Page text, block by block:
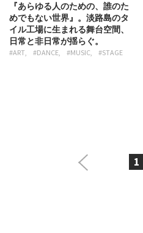
『あらゆる人のための、誰のた
めでもない世界』。淡路島のタ
イル工場に生まれる舞台空間、
日常と非日常が揺らぐ。
#ART #DANCE #MUSIC #STAGE
1